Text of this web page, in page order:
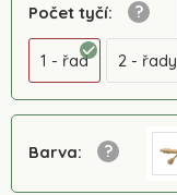
Počet tyčí:
1 - řad 2 - řady
Barva: